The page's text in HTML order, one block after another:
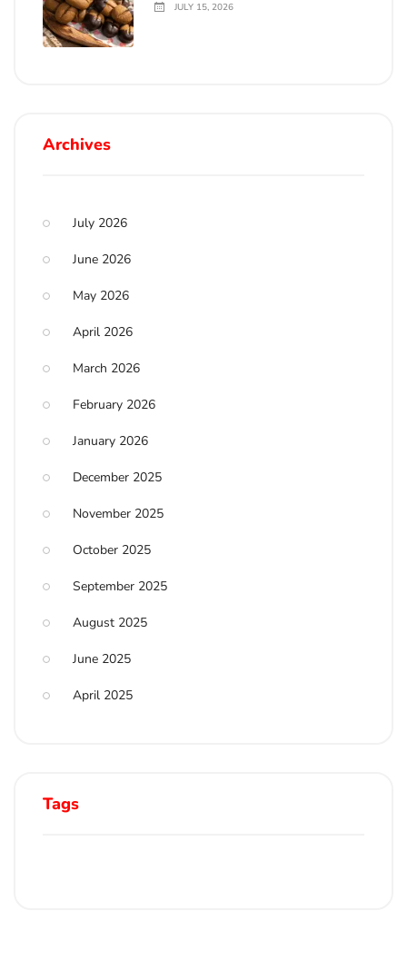
JULY 15, 2026
Archives
July 2026
June 2026
May 2026
April 2026
March 2026
February 2026
January 2026
December 2025
November 2025
October 2025
September 2025
August 2025
June 2025
April 2025
Tags